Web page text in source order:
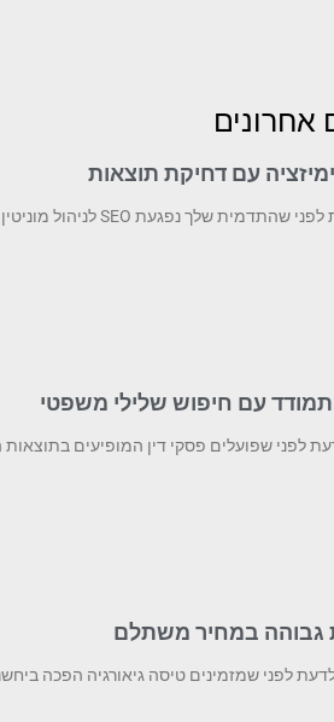
אחרונים
עם חיפוש שלילי משפטי
גבוהה במחיר משתלם